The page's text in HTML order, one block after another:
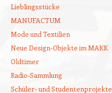
Lieblingsstücke
MANUFACTUM
Mode und Textilien
Neue Design-Objekte im MAKK
Oldtimer
Radio-Sammlung
Schüler- und Studentenprojekte